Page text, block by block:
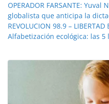
OPERADOR FARSANTE:
globalista que anticipa la
REVOLUCION 98.9 – LIBERTAD
Alfabetización ecológica: las 5